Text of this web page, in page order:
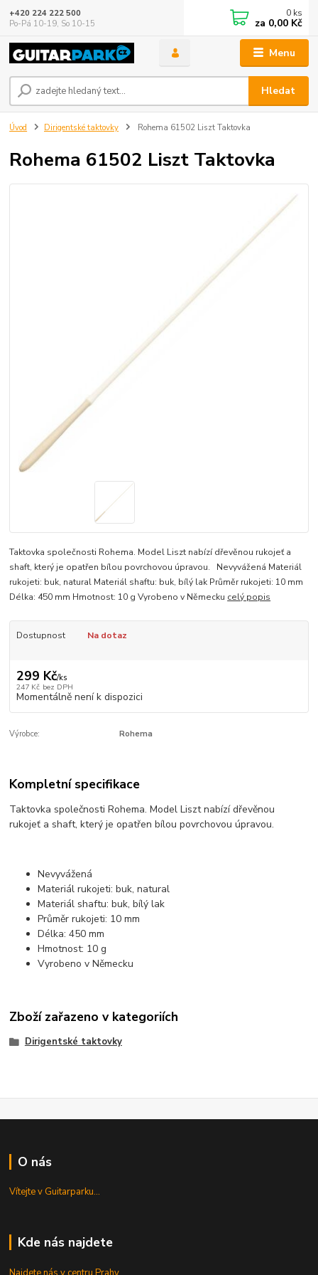
Menu
Hledat
+420 224 222 500
Po-Pá 10-19, So 10-15
0 ks
za 0,00 Kč
Úvod Dirigentské taktovky Rohema 61502 Liszt Taktovka
Rohema 61502 Liszt Taktovka
Taktovka společnosti Rohema. Model Liszt nabízí dřevěnou rukojeť a
shaft, který je opatřen bílou povrchovou úpravou. Nevyvážená Materiál
rukojeti: buk, natural Materiál shaftu: buk, bílý lak Průměr rukojeti: 10 mm
Délka: 450 mm Hmotnost: 10 g Vyrobeno v Německu celý popis
Dostupnost Na dotaz
299 Kč/ks
247 Kč bez DPH
Momentálně není k dispozici
Výrobce: Rohema
Kompletní specifikace
Taktovka společnostiRohema.Model Liszt nabízí dřevěnou
rukojeť a shaft, který je opatřen bílou povrchovou úpravou.
Nevyvážená
Materiál rukojeti: buk, natural
Materiál shaftu: buk, bílý lak
Průměr rukojeti: 10 mm
Délka: 450 mm
Hmotnost: 10 g
Vyrobeno v Německu
Zboží zařazeno v kategoriích
Dirigentské taktovky
O nás
Vítejte v Guitarparku...
Kde nás najdete